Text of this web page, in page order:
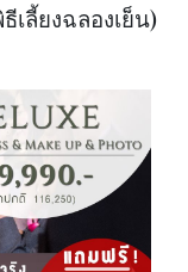
เลี้ยงฉลองเย็น)